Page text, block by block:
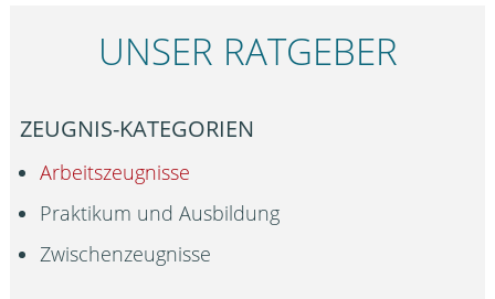
UNSER RATGEBER
ZEUGNIS-KATEGORIEN
Arbeitszeugnisse
Praktikum und Ausbildung
Zwischenzeugnisse